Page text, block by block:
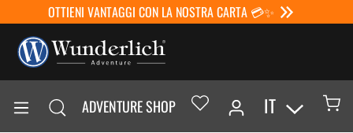
OTTIENI VANTAGGI CON LA NOSTRA CARTA 💳✨
ADVENTURE SHOP IT